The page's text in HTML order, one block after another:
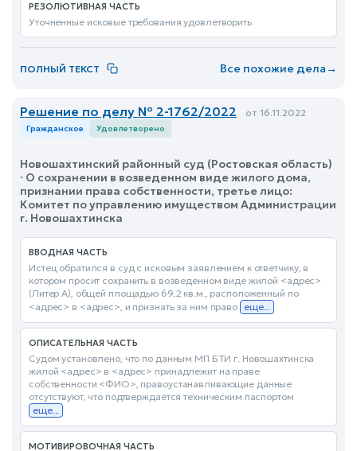
РЕЗОЛЮТИВНАЯ ЧАСТЬ
Уточненные исковые требования удовлетворить
ПОЛНЫЙ ТЕКСТ Все похожие дела→
Решение по делу № 2-1762/2022 от 16.11.2022
Гражданское Удовлетворено
Новошахтинский районный суд (Ростовская область)
· О сохранении в возведенном виде жилого дома,
признании права собственности, третье лицо:
Комитет по управлению имуществом Администрации
г. Новошахтинска
ВВОДНАЯ ЧАСТЬ
Истец обратился в суд с исковым заявлением к ответчику, в
котором просит сохранить в возведенном виде жилой <адрес>
(Литер А), общей площадью 69,2 кв.м., расположенный по
<адрес> в <адрес>, и признать за ним право еще...
ОПИСАТЕЛЬНАЯ ЧАСТЬ
Судом установлено, что по данным МП БТИ г. Новошахтинска
жилой <адрес> в <адрес> принадлежит на праве
собственности <ФИО>, правоустанавливающие данные
отсутствуют, что подтверждается техническим паспортом
еще...
МОТИВИРОВОЧНАЯ ЧАСТЬ